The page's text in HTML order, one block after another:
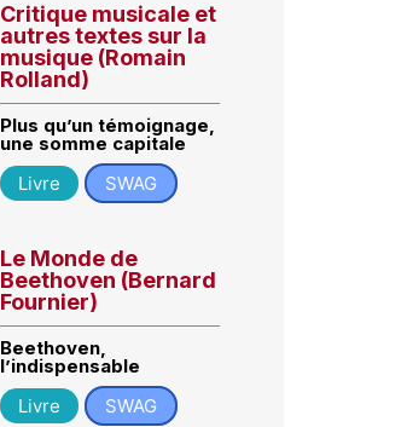
Critique musicale et
autres textes sur la
musique (Romain
Rolland)
Plus qu’un témoignage,
une somme capitale
Livre
SWAG
Le Monde de
Beethoven (Bernard
Fournier)
Beethoven,
l’indispensable
Livre
SWAG